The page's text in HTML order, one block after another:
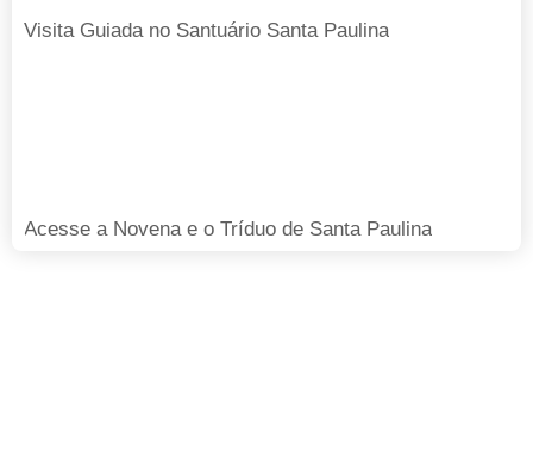
Visita Guiada no Santuário Santa Paulina
Acesse a Novena e o Tríduo de Santa Paulina